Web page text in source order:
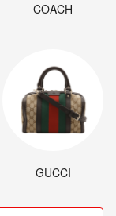
COACH
GUCCI